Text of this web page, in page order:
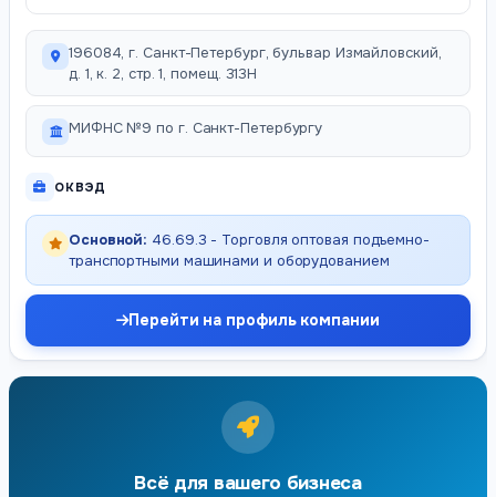
196084, г. Санкт-Петербург, бульвар Измайловский,
д. 1, к. 2, стр. 1, помещ. 313Н
МИФНС №9 по г. Санкт-Петербургу
ОКВЭД
Основной: 46.69.3 - Торговля оптовая подъемно-
транспортными машинами и оборудованием
Перейти на профиль компании
Всё для вашего бизнеса